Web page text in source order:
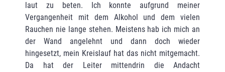
laut zu beten. Ich konnte aufgrund meiner
Vergangenheit mit dem Alkohol und dem vielen
Rauchen nie lange stehen. Meistens hab ich mich an
der Wand angelehnt und dann doch wieder
hingesetzt, mein Kreislauf hat das nicht mitgemacht.
Da hat der Leiter mittendrin die Andacht